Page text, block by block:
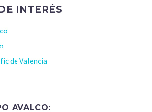
INTERÉS
de Valencia
AVALCO: